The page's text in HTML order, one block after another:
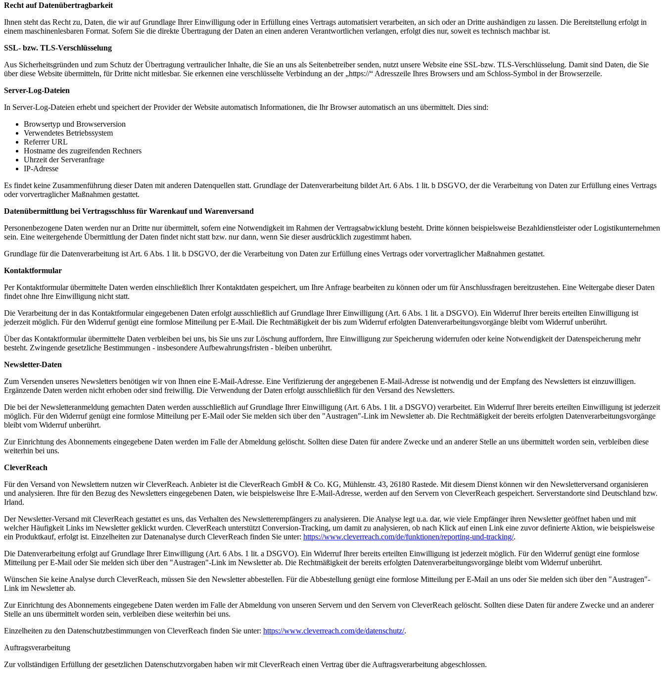
Recht auf Datenübertragbarkeit
Ihnen steht das Recht zu, Daten, die wir auf Grundlage Ihrer Einwilligung oder in Erfüllung eines Vertrags automatisiert verarbeiten, an sich oder an Dritte aushändigen zu lassen. Die Bereitstellung erfolgt in
einem maschinenlesbaren Format. Sofern Sie die direkte Übertragung der Daten an einen anderen Verantwortlichen verlangen, erfolgt dies nur, soweit es technisch machbar ist.
SSL- bzw. TLS-Verschlüsselung
Aus Sicherheitsgründen und zum Schutz der Übertragung vertraulicher Inhalte, die Sie an uns als Seitenbetreiber senden, nutzt unsere Website eine SSL-bzw. TLS-Verschlüsselung. Damit sind Daten, die Sie
über diese Website übermitteln, für Dritte nicht mitlesbar. Sie erkennen eine verschlüsselte Verbindung an der „https://“ Adresszeile Ihres Browsers und am Schloss-Symbol in der Browserzeile.
Server-Log-Dateien
In Server-Log-Dateien erhebt und speichert der Provider der Website automatisch Informationen, die Ihr Browser automatisch an uns übermittelt. Dies sind:
Browsertyp und Browserversion
Verwendetes Betriebssystem
Referrer URL
Hostname des zugreifenden Rechners
Uhrzeit der Serveranfrage
IP-Adresse
Es findet keine Zusammenführung dieser Daten mit anderen Datenquellen statt. Grundlage der Datenverarbeitung bildet Art. 6 Abs. 1 lit. b DSGVO, der die Verarbeitung von Daten zur Erfüllung eines Vertrags
oder vorvertraglicher Maßnahmen gestattet.
Datenübermittlung bei Vertragsschluss für Warenkauf und Warenversand
Personenbezogene Daten werden nur an Dritte nur übermittelt, sofern eine Notwendigkeit im Rahmen der Vertragsabwicklung besteht. Dritte können beispielsweise Bezahldienstleister oder Logistikunternehmen
sein. Eine weitergehende Übermittlung der Daten findet nicht statt bzw. nur dann, wenn Sie dieser ausdrücklich zugestimmt haben.
Grundlage für die Datenverarbeitung ist Art. 6 Abs. 1 lit. b DSGVO, der die Verarbeitung von Daten zur Erfüllung eines Vertrags oder vorvertraglicher Maßnahmen gestattet.
Kontaktformular
Per Kontaktformular übermittelte Daten werden einschließlich Ihrer Kontaktdaten gespeichert, um Ihre Anfrage bearbeiten zu können oder um für Anschlussfragen bereitzustehen. Eine Weitergabe dieser Daten
findet ohne Ihre Einwilligung nicht statt.
Die Verarbeitung der in das Kontaktformular eingegebenen Daten erfolgt ausschließlich auf Grundlage Ihrer Einwilligung (Art. 6 Abs. 1 lit. a DSGVO). Ein Widerruf Ihrer bereits erteilten Einwilligung ist
jederzeit möglich. Für den Widerruf genügt eine formlose Mitteilung per E-Mail. Die Rechtmäßigkeit der bis zum Widerruf erfolgten Datenverarbeitungsvorgänge bleibt vom Widerruf unberührt.
Über das Kontaktformular übermittelte Daten verbleiben bei uns, bis Sie uns zur Löschung auffordern, Ihre Einwilligung zur Speicherung widerrufen oder keine Notwendigkeit der Datenspeicherung mehr
besteht. Zwingende gesetzliche Bestimmungen - insbesondere Aufbewahrungsfristen - bleiben unberührt.
Newsletter-Daten
Zum Versenden unseres Newsletters benötigen wir von Ihnen eine E-Mail-Adresse. Eine Verifizierung der angegebenen E-Mail-Adresse ist notwendig und der Empfang des Newsletters ist einzuwilligen.
Ergänzende Daten werden nicht erhoben oder sind freiwillig. Die Verwendung der Daten erfolgt ausschließlich für den Versand des Newsletters.
Die bei der Newsletteranmeldung gemachten Daten werden ausschließlich auf Grundlage Ihrer Einwilligung (Art. 6 Abs. 1 lit. a DSGVO) verarbeitet. Ein Widerruf Ihrer bereits erteilten Einwilligung ist jederzeit
möglich. Für den Widerruf genügt eine formlose Mitteilung per E-Mail oder Sie melden sich über den "Austragen"-Link im Newsletter ab. Die Rechtmäßigkeit der bereits erfolgten Datenverarbeitungsvorgänge
bleibt vom Widerruf unberührt.
Zur Einrichtung des Abonnements eingegebene Daten werden im Falle der Abmeldung gelöscht. Sollten diese Daten für andere Zwecke und an anderer Stelle an uns übermittelt worden sein, verbleiben diese
weiterhin bei uns.
CleverReach
Für den Versand von Newslettern nutzen wir CleverReach. Anbieter ist die CleverReach GmbH & Co. KG, Mühlenstr. 43, 26180 Rastede. Mit diesem Dienst können wir den Newsletterversand organisieren
und analysieren. Ihre für den Bezug des Newsletters eingegebenen Daten, wie beispielsweise Ihre E-Mail-Adresse, werden auf den Servern von CleverReach gespeichert. Serverstandorte sind Deutschland bzw.
Irland.
Der Newsletter-Versand mit CleverReach gestattet es uns, das Verhalten des Newsletterempfängers zu analysieren. Die Analyse legt u.a. dar, wie viele Empfänger ihren Newsletter geöffnet haben und mit
welcher Häufigkeit Links im Newsletter geklickt wurden. CleverReach unterstützt Conversion-Tracking, um damit zu analysieren, ob nach Klick auf einen Link eine zuvor definierte Aktion, wie beispielsweise
ein Produktkauf, erfolgt ist. Einzelheiten zur Datenanalyse durch CleverReach finden Sie unter: https://www.cleverreach.com/de/funktionen/reporting-und-tracking/.
Die Datenverarbeitung erfolgt auf Grundlage Ihrer Einwilligung (Art. 6 Abs. 1 lit. a DSGVO). Ein Widerruf Ihrer bereits erteilten Einwilligung ist jederzeit möglich. Für den Widerruf genügt eine formlose
Mitteilung per E-Mail oder Sie melden sich über den "Austragen"-Link im Newsletter ab. Die Rechtmäßigkeit der bereits erfolgten Datenverarbeitungsvorgänge bleibt vom Widerruf unberührt.
Wünschen Sie keine Analyse durch CleverReach, müssen Sie den Newsletter abbestellen. Für die Abbestellung genügt eine formlose Mitteilung per E-Mail an uns oder Sie melden sich über den "Austragen"-
Link im Newsletter ab.
Zur Einrichtung des Abonnements eingegebene Daten werden im Falle der Abmeldung von unseren Servern und den Servern von CleverReach gelöscht. Sollten diese Daten für andere Zwecke und an anderer
Stelle an uns übermittelt worden sein, verbleiben diese weiterhin bei uns.
Einzelheiten zu den Datenschutzbestimmungen von CleverReach finden Sie unter: https://www.cleverreach.com/de/datenschutz/.
Auftragsverarbeitung
Zur vollständigen Erfüllung der gesetzlichen Datenschutzvorgaben haben wir mit CleverReach einen Vertrag über die Auftragsverarbeitung abgeschlossen.